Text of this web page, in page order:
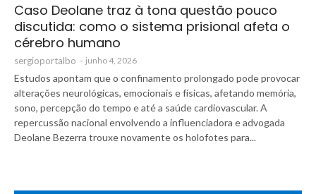
Caso Deolane traz à tona questão pouco
discutida: como o sistema prisional afeta o
cérebro humano
sergioportalbo - junho 4, 2026
Estudos apontam que o confinamento prolongado pode provocar
alterações neurológicas, emocionais e físicas, afetando memória,
sono, percepção do tempo e até a saúde cardiovascular. A
repercussão nacional envolvendo a influenciadora e advogada
Deolane Bezerra trouxe novamente os holofotes para...